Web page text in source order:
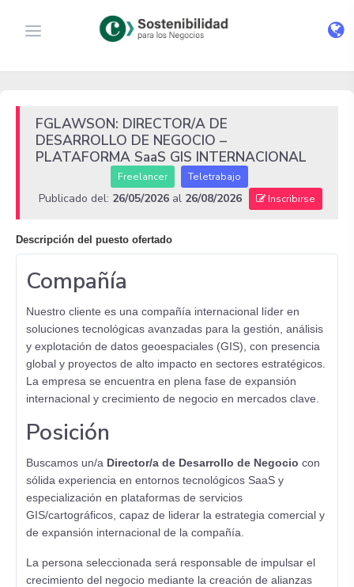
FGLAWSON: DIRECTOR/A DE
DESARROLLO DE NEGOCIO –
PLATAFORMA SaaS GIS INTERNACIONAL
Freelancer Teletrabajo
Publicado del: 26/05/2026 al 26/08/2026 Inscribirse
Descripción del puesto ofertado
Compañía
Nuestro cliente es una compañía internacional líder en
soluciones tecnológicas avanzadas para la gestión, análisis
y explotación de datos geoespaciales (GIS), con presencia
global y proyectos de alto impacto en sectores estratégicos.
La empresa se encuentra en plena fase de expansión
internacional y crecimiento de negocio en mercados clave.
Posición
Buscamos un/a Director/a de Desarrollo de Negocio con
sólida experiencia en entornos tecnológicos SaaS y
especialización en plataformas de servicios
GIS/cartográficos, capaz de liderar la estrategia comercial y
de expansión internacional de la compañía.
La persona seleccionada será responsable de impulsar el
crecimiento del negocio mediante la creación de alianzas